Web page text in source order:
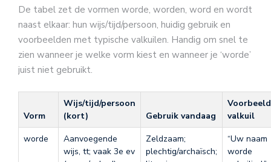
De tabel zet de vormen worde, worden, word en wordt
naast elkaar: hun wijs/tijd/persoon, huidig gebruik en
voorbeelden met typische valkuilen. Handig om snel te
zien wanneer je welke vorm kiest en wanneer je ‘worde’
juist niet gebruikt.
Vorm
Wijs/tijd/persoon
(kort)
Gebruik vandaag
valkuil
worde
Aanvoegende
wijs, tt; vaak 3e ev
Zeldzaam;
plechtig/archaïsch;
“Uw naam
worde